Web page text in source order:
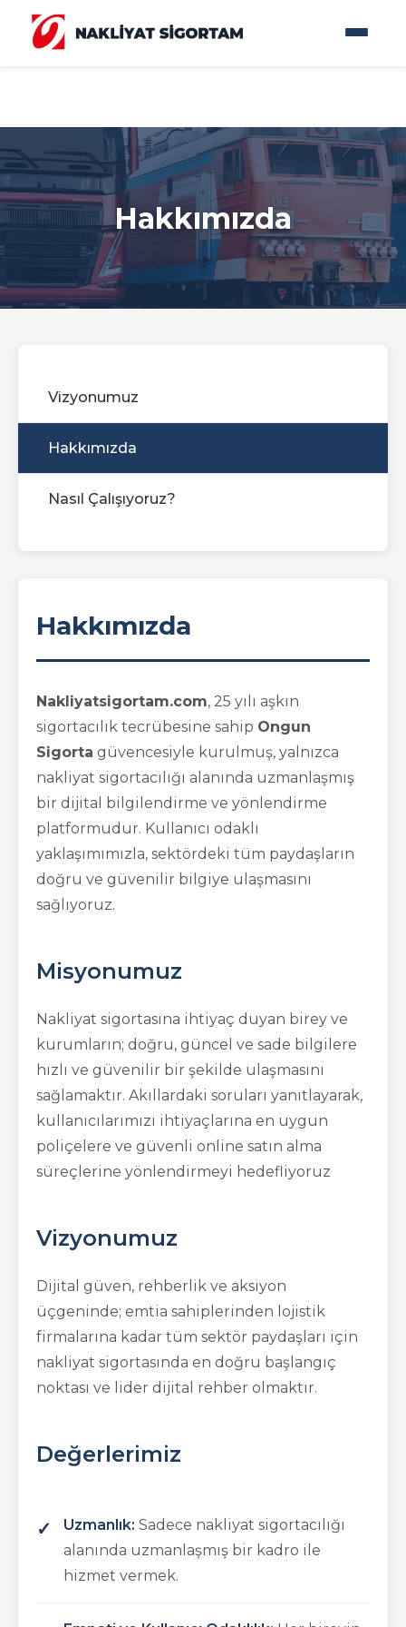
Hakkımızda
Vizyonumuz
Hakkımızda
Nasıl Çalışıyoruz?
Hakkımızda
Nakliyatsigortam.com, 25 yılı aşkın
sigortacılık tecrübesine sahip Ongun
Sigorta güvencesiyle kurulmuş, yalnızca
nakliyat sigortacılığı alanında uzmanlaşmış
bir dijital bilgilendirme ve yönlendirme
platformudur. Kullanıcı odaklı
yaklaşımımızla, sektördeki tüm paydaşların
doğru ve güvenilir bilgiye ulaşmasını
sağlıyoruz.
Misyonumuz
Nakliyat sigortasına ihtiyaç duyan birey ve
kurumların; doğru, güncel ve sade bilgilere
hızlı ve güvenilir bir şekilde ulaşmasını
sağlamaktır. Akıllardaki soruları yanıtlayarak,
kullanıcılarımızı ihtiyaçlarına en uygun
poliçelere ve güvenli online satın alma
süreçlerine yönlendirmeyi hedefliyoruz
Vizyonumuz
Dijital güven, rehberlik ve aksiyon
üçgeninde; emtia sahiplerinden lojistik
firmalarına kadar tüm sektör paydaşları için
nakliyat sigortasında en doğru başlangıç
noktası ve lider dijital rehber olmaktır.
Değerlerimiz
Uzmanlık: Sadece nakliyat sigortacılığı
alanında uzmanlaşmış bir kadro ile
hizmet vermek.